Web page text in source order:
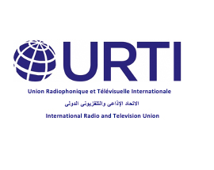
contenu
principal